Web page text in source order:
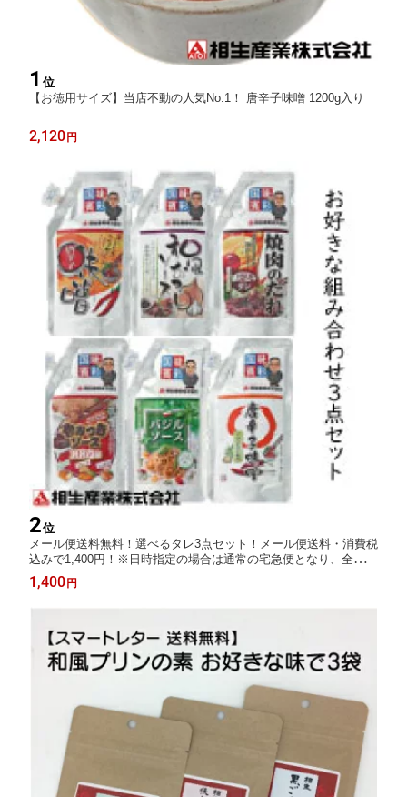
1 位
【お徳用サイズ】当店不動の人気No.1！ 唐辛子味噌 1200g入り
2,120円
2位
メール便送料無料！選べるタレ3点セット！メール便送料・消費税
込みで1,400円！※日時指定の場合は通常の宅急便となり、全国一
律500円頂きます。また、代引きの場合は送料＋代引き手数料が
掛かります
1,400円